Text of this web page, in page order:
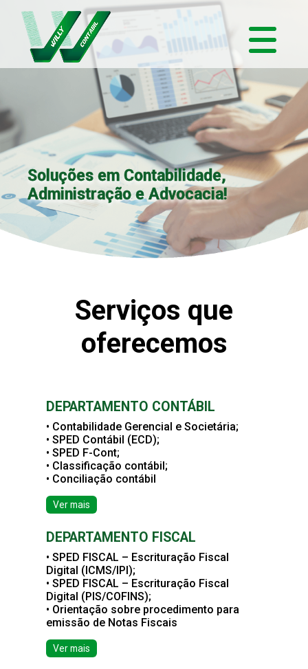
Soluções em Contabilidade,
Administração e Advocacia!
Serviços que
oferecemos
DEPARTAMENTO CONTÁBIL
• Contabilidade Gerencial e Societária;
• SPED Contábil (ECD);
• SPED F-Cont;
• Classificação contábil;
• Conciliação contábil
Ver mais
DEPARTAMENTO FISCAL
• SPED FISCAL – Escrituração Fiscal
Digital (ICMS/IPI);
• SPED FISCAL – Escrituração Fiscal
Digital (PIS/COFINS);
• Orientação sobre procedimento para
emissão de Notas Fiscais
Ver mais